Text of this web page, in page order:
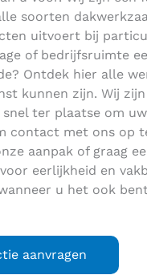
soorten
uitvoert bij
of bedrijfsruimte
Ontdek hier alle
kunnen zijn. Wij
ter plaatse om
contact met ons op
aanpak of graag
eerlijkheid en
u het ook
aanvragen